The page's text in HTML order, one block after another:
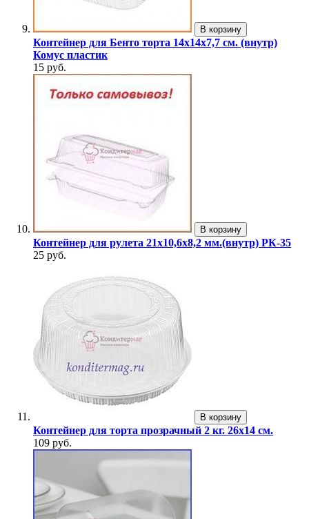
В корзину
Контейнер для Бенто торта 14х14х7,7 см. (внутр)
Комус пластик
15 руб.
В корзину
Контейнер для рулета 21х10,6х8,2 мм.(внутр) РК-35
25 руб.
В корзину
Контейнер для торта прозрачный 2 кг. 26x14 см.
109 руб.